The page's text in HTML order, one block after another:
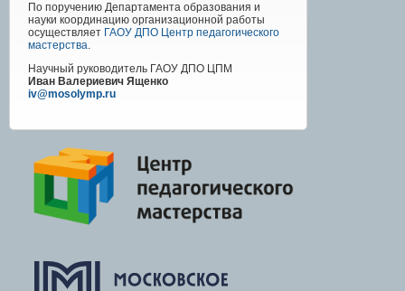
По поручению Департамента образования и
науки координацию организационной работы
осуществляет ГАОУ ДПО Центр педагогического
мастерства.
Научный руководитель ГАОУ ДПО ЦПМ
Иван Валериевич Ященко
iv@mosolymp.ru